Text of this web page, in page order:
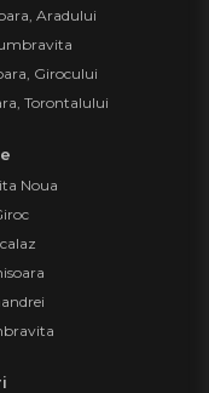
Aradului
Girocului
Torontalului
Noua